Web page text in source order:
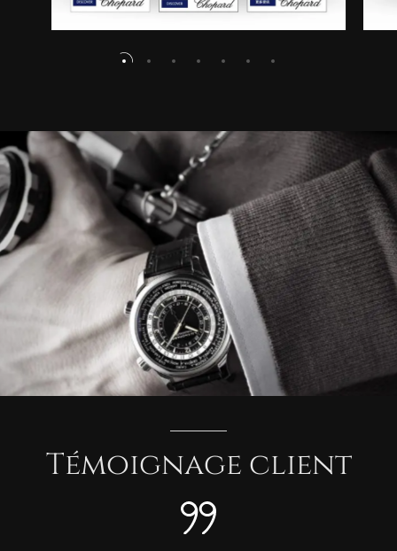
Témoignage client